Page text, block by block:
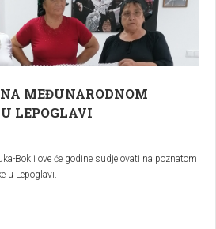
MEĐUNARODNOM
LEPOGLAVI
Bok i ove će godine sudjelovati na poznatom
u Lepoglavi.